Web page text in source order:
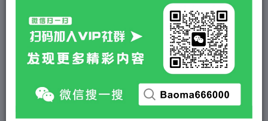
5 积分
黄金会员 2 超级会员(永久VIP) 免费
站长QQ：1970819299